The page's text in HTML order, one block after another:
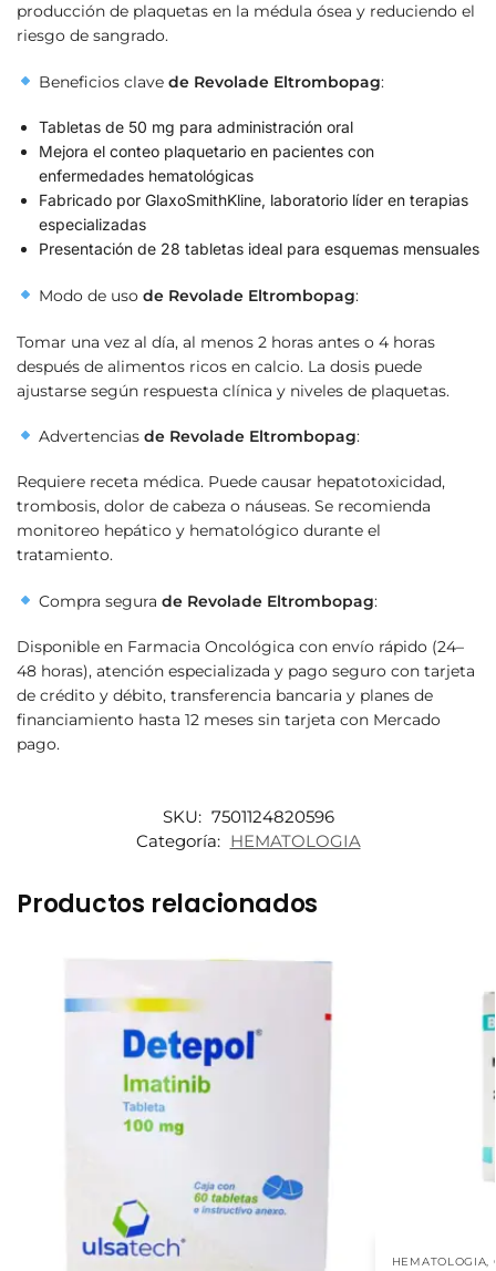
producción de plaquetas en la médula ósea y reduciendo el
riesgo de sangrado.
Beneficios clave de Revolade Eltrombopag:
Tabletas de 50 mg para administración oral
Mejora el conteo plaquetario en pacientes con
enfermedades hematológicas
Fabricado por GlaxoSmithKline, laboratorio líder en terapias
especializadas
Presentación de 28 tabletas ideal para esquemas mensuales
Modo de uso de Revolade Eltrombopag:
Tomar una vez al día, al menos 2 horas antes o 4 horas
después de alimentos ricos en calcio. La dosis puede
ajustarse según respuesta clínica y niveles de plaquetas.
Advertencias de Revolade Eltrombopag:
Requiere receta médica. Puede causar hepatotoxicidad,
trombosis, dolor de cabeza o náuseas. Se recomienda
monitoreo hepático y hematológico durante el
tratamiento.
Compra segura de Revolade Eltrombopag:
Disponible en Farmacia Oncológica con envío rápido (24–
48 horas), atención especializada y pago seguro con tarjeta
de crédito y débito, transferencia bancaria y planes de
financiamiento hasta 12 meses sin tarjeta con Mercado
pago.
SKU: 7501124820596
Categoría: HEMATOLOGIA
Productos relacionados
HEMATOLOGIA,